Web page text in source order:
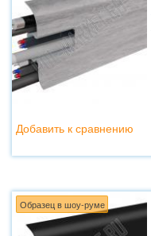
Добавить к сравнению
Образец в шоу-руме